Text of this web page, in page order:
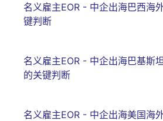
名义雇主EOR - 中企出海巴西海
键判断
名义雇主EOR - 中企出海巴基斯
的关键判断
名义雇主EOR - 中企出海美国海